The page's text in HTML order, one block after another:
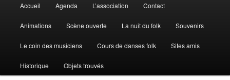
Aller au contenu principal
Aller au contenu secondaire
Accueil Agenda L’association Contact
Animations Scène ouverte La nuit du folk Souvenirs
Le coin des musiciens Cours de danses folk Sites amis
Historique Objets trouvés